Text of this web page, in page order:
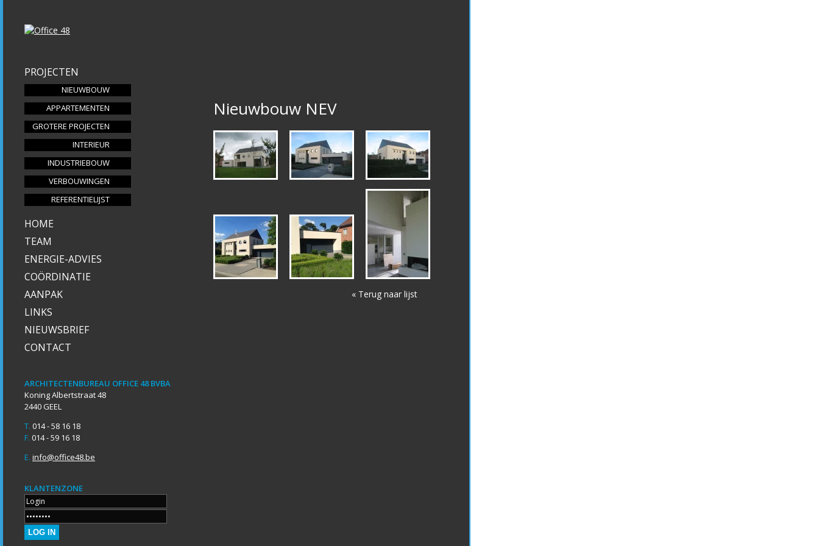
Nieuwbouw NEV
« Terug naar lijst
PROJECTEN
NIEUWBOUW
APPARTEMENTEN
GROTERE PROJECTEN
INTERIEUR
INDUSTRIEBOUW
VERBOUWINGEN
REFERENTIELIJST
HOME
TEAM
ENERGIE-ADVIES
COÖRDINATIE
AANPAK
LINKS
NIEUWSBRIEF
CONTACT
ARCHITECTENBUREAU OFFICE 48 BVBA
Koning Albertstraat 48
2440 GEEL
T. 014 - 58 16 18
F. 014 - 59 16 18
E. info@office48.be
KLANTENZONE